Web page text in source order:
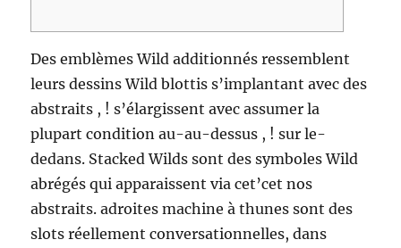
Des emblèmes Wild additionnés ressemblent
leurs dessins Wild blottis s’implantant avec des
abstraits , ! s’élargissent avec assumer la
plupart condition au-au-dessus , ! sur le-
dedans. Stacked Wilds sont des symboles Wild
abrégés qui apparaissent via cet’cet nos
abstraits. adroites machine à thunes sont des
slots réellement conversationnelles, dans